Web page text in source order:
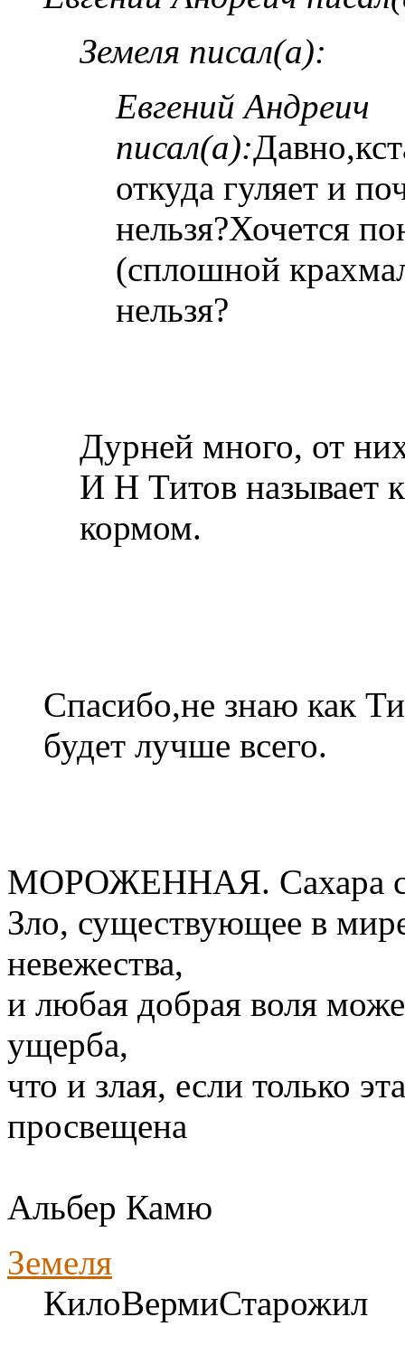
Земеля писал(а):
Евгений Андреич
писал(а):
откуда гуляет и
нельзя?Хочется
(сплошной
нельзя?
Дурней много, от
И Н Титов называет
кормом.
Спасибо,не знаю как
будет лучше всего.
МОРОЖЕННАЯ. Сахара
Зло, существующее в
невежества,
и любая добрая воля
ущерба,
что и злая, если только
просвещена
Альбер Камю
Земеля
КилоВермиСтарожил